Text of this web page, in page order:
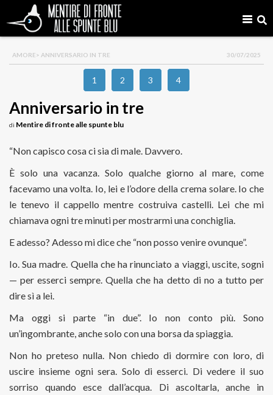
AMORE> ANNIVERSARIO IN TRE 30/07/2025
1 2 3 4
Anniversario in tre
di Mentire di fronte alle spunte blu
“Non capisco cosa ci sia di male. Davvero.
È solo una vacanza. Solo qualche giorno al mare, come
facevamo una volta. Io, lei e l’odore della crema solare. Io che
le tenevo il cappello mentre costruiva castelli. Lei che mi
chiamava ogni tre minuti per mostrarmi una conchiglia.
E adesso? Adesso mi dice che “non posso venire ovunque”.
Io. Sua madre. Quella che ha rinunciato a viaggi, uscite, sogni
— per esserci sempre. Quella che ha detto di no a tutto per
dire sì a lei.
Ma oggi si parte “in due”. Io non conto più. Sono
un’ingombrante, anche solo con una borsa da spiaggia.
Non ho preteso nulla. Non chiedo di dormire con loro, di
uscire insieme ogni sera. Solo di esserci. Di vedere il suo
sorriso quando esce dall’acqua. Di ascoltarla, anche in